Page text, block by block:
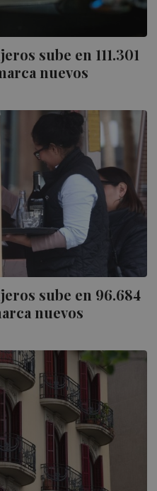
sube en 111.301
nuevos
sube en 96.684
nuevos